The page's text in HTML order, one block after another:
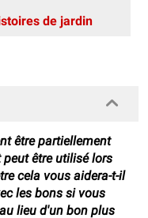
de jardin
être partiellement
peut être utilisé lors
cela vous aidera-t-il
les bons si vous
lieu d'un bon plus